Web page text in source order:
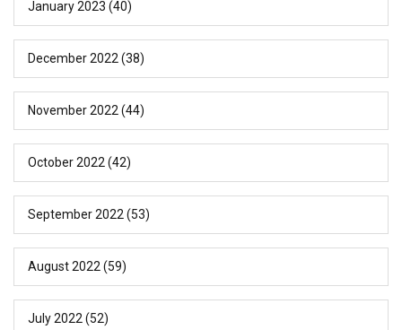
January 2023 (40)
December 2022 (38)
November 2022 (44)
October 2022 (42)
September 2022 (53)
August 2022 (59)
July 2022 (52)